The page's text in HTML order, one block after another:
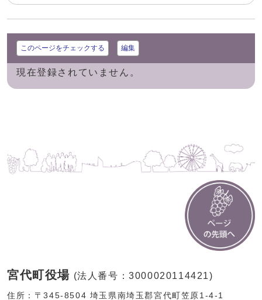
このページをチェックする 編集
現在登録されていません。
宮代町役場 (法人番号：3000020114421)
住所：〒345-8504 埼玉県南埼玉郡宮代町笠原1-4-1